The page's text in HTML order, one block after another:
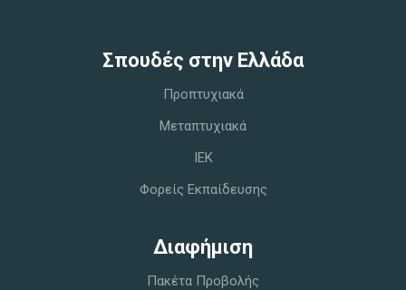
Σπoυδές στην Ελλάδα
Προπτυχιακά
Μεταπτυχιακά
IEK
Φορείς Εκπαίδευσης
Διαφήμιση
Πακέτα Προβολής